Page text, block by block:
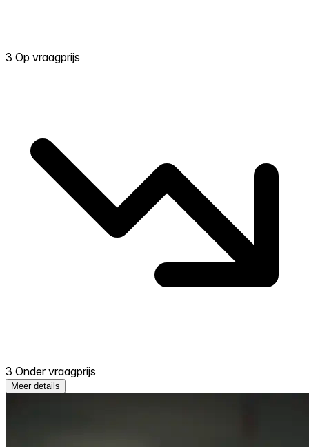
3 Op vraagprijs
3 Onder vraagprijs
Meer details